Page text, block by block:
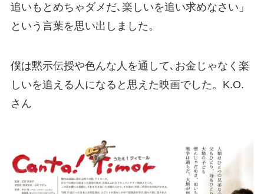
追いもとめちゃダメだ､楽しいを追い求めなさい」
という言葉を思い出しました。
僕は黙示伝授や色んな人を通して､お金じゃなく楽
しいを追える人になると思えた映画でした。K.O.
さん